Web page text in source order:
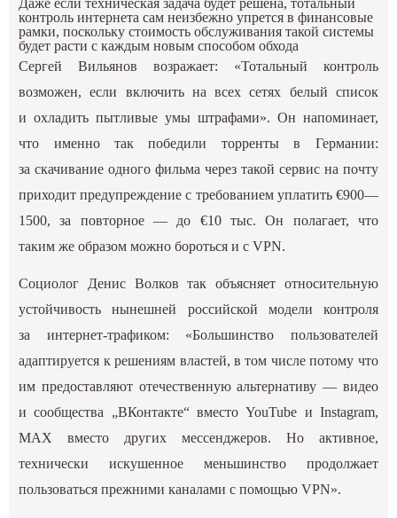
контроль интернета сам неизбежно упрется в финансовые
рамки, поскольку стоимость обслуживания такой системы
будет расти с каждым новым способом обхода
Сергей Вильянов возражает: «Тотальный контроль
возможен, если включить на всех сетях белый список
и охладить пытливые умы штрафами». Он напоминает,
что именно так победили торренты в Германии:
за скачивание одного фильма через такой сервис на почту
приходит предупреждение с требованием уплатить €900—
1500, за повторное — до €10 тыс. Он полагает, что
таким же образом можно бороться и с VPN.
Социолог Денис Волков так объясняет относительную
устойчивость нынешней российской модели контроля
за интернет-трафиком: «Большинство пользователей
адаптируется к решениям властей, в том числе потому что
им предоставляют отечественную альтернативу — видео
и сообщества „ВКонтакте“ вместо YouTube и Instagram,
MAX вместо других мессенджеров. Но активное,
технически искушенное меньшинство продолжает
пользоваться прежними каналами с помощью VPN».